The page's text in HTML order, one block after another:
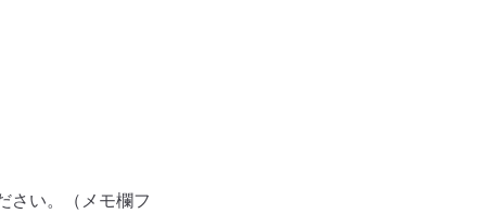
さい。（メモ欄フ